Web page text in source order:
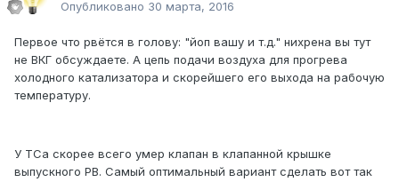
Опубликовано 30 марта, 2016
Первое что рвётся в голову: "йоп вашу и т.д." нихрена вы тут
не ВКГ обсуждаете. А цепь подачи воздуха для прогрева
холодного катализатора и скорейшего его выхода на рабочую
температуру.
У ТСа скорее всего умер клапан в клапанной крышке
выпускного РВ. Самый оптимальный вариант сделать вот так